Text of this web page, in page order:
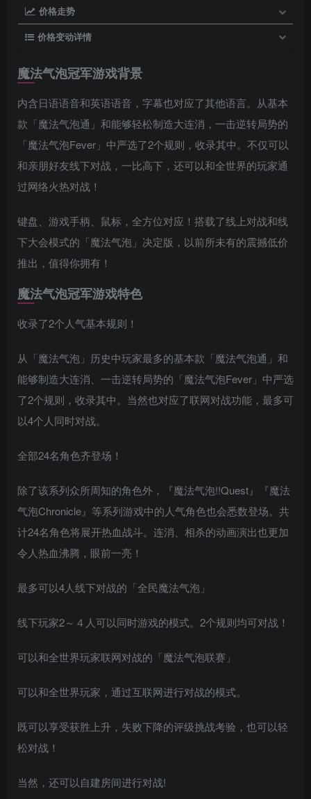
价格走势
价格变动详情
魔法气泡冠军游戏背景
内含日语语音和英语语音，字幕也对应了其他语言。从基本
款「魔法气泡通」和能够轻松制造大连消，一击逆转局势的
「魔法气泡Fever」中严选了2个规则，收录其中。不仅可以
和亲朋好友线下对战，一比高下，还可以和全世界的玩家通
过网络火热对战！
键盘、游戏手柄、鼠标，全方位对应！搭载了线上对战和线
下大会模式的「魔法气泡」决定版，以前所未有的震撼低价
推出，值得你拥有！
魔法气泡冠军游戏特色
收录了2个人气基本规则！
从「魔法气泡」历史中玩家最多的基本款「魔法气泡通」和
能够制造大连消、一击逆转局势的「魔法气泡Fever」中严选
了2个规则，收录其中。当然也对应了联网对战功能，最多可
以4个人同时对战。
全部24名角色齐登场！
除了该系列众所周知的角色外，『魔法气泡!!Quest』『魔法
气泡Chronicle』等系列游戏中的人气角色也会悉数登场。共
计24名角色将展开热血战斗。连消、相杀的动画演出也更加
令人热血沸腾，眼前一亮！
最多可以4人线下对战的「全民魔法气泡」
线下玩家2～４人可以同时游戏的模式。2个规则均可对战！
可以和全世界玩家联网对战的「魔法气泡联赛」
可以和全世界玩家，通过互联网进行对战的模式。
既可以享受获胜上升，失败下降的评级挑战考验，也可以轻
松对战！
当然，还可以自建房间进行对战!